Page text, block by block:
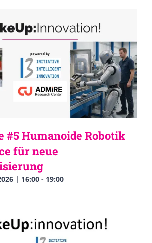
#5 Humanoide Robotik
für neue
| 16:00 - 19:00